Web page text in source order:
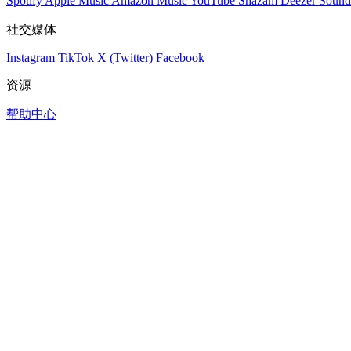
社交媒体
Instagram TikTok X (Twitter) Facebook
资源
帮助中心